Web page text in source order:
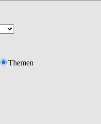
Themen